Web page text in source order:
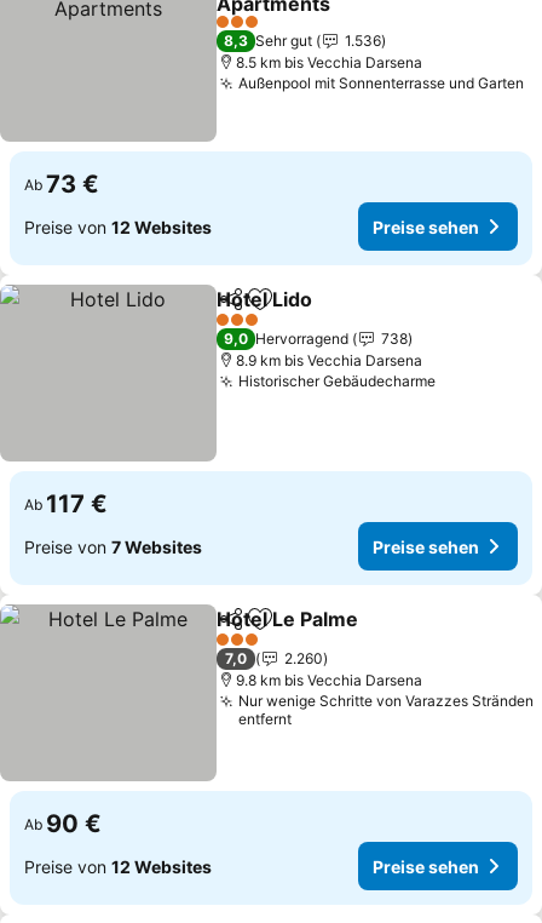
Preise sehen
3 Sterne
8,3 Sehr gut
1.536
8.5 km bis Vecchia Darsena
Außenpool mit Sonnenterrasse und Garten
Ab 73 €
Preise von 12 Websites Preise sehen
TeilenZu Favoriten hinzufügen
Hotel Lido
3 Sterne
9,0 Hervorragend
738
8.9 km bis Vecchia Darsena
Historischer GebäudecharmePreise
Ab 117 €
Preise von 7 Websites Preise sehen
TeilenZu Favoriten hinzufügen
Hotel Le Palme
3 Sterne
7,0
2.260
9.8 km bis Vecchia Darsena
Nur wenige Schritte von Varazzes Stränden
entfernt
Ab 90 €
Preise von 12 Websites Preise sehen